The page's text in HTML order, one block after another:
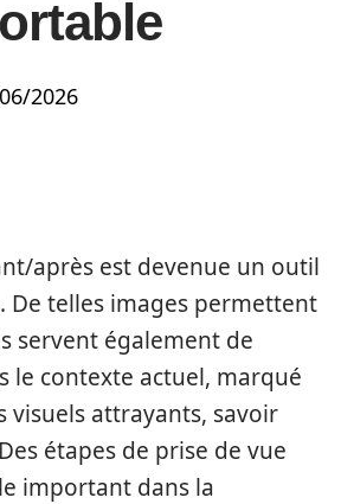
2026
après est devenue un outil
telles images permettent
servent également de
le contexte actuel, marqué
visuels attrayants, savoir
étapes de prise de vue
important dans la